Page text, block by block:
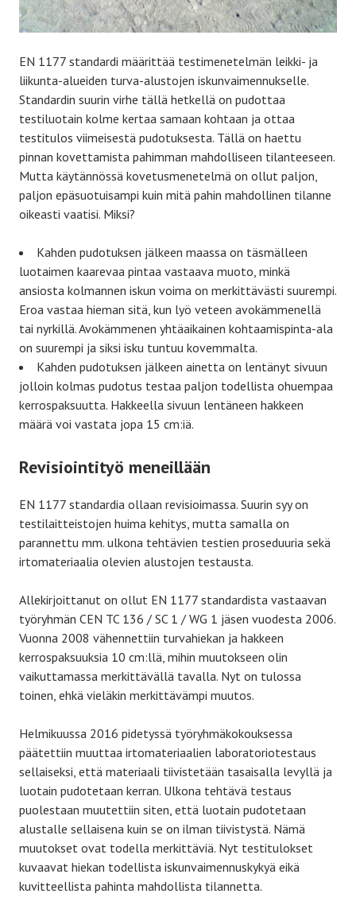
EN 1177 standardi määrittää testimenetelmän leikki- ja
liikunta-alueiden turva-alustojen iskunvaimennukselle.
Standardin suurin virhe tällä hetkellä on pudottaa
testiluotain kolme kertaa samaan kohtaan ja ottaa
testitulos viimeisestä pudotuksesta. Tällä on haettu
pinnan kovettamista pahimman mahdolliseen tilanteeseen.
Mutta käytännössä kovetusmenetelmä on ollut paljon,
paljon epäsuotuisampi kuin mitä pahin mahdollinen tilanne
oikeasti vaatisi. Miksi?
Kahden pudotuksen jälkeen maassa on täsmälleen
luotaimen kaarevaa pintaa vastaava muoto, minkä
ansiosta kolmannen iskun voima on merkittävästi suurempi.
Eroa vastaa hieman sitä, kun lyö veteen avokämmenellä
tai nyrkillä. Avokämmenen yhtäaikainen kohtaamispinta-ala
on suurempi ja siksi isku tuntuu kovemmalta.
Kahden pudotuksen jälkeen ainetta on lentänyt sivuun
jolloin kolmas pudotus testaa paljon todellista ohuempaa
kerrospaksuutta. Hakkeella sivuun lentäneen hakkeen
määrä voi vastata jopa 15 cm:iä.
Revisiointityö meneillään
EN 1177 standardia ollaan revisioimassa. Suurin syy on
testilaitteistojen huima kehitys, mutta samalla on
parannettu mm. ulkona tehtävien testien proseduuria sekä
irtomateriaalia olevien alustojen testausta.
Allekirjoittanut on ollut EN 1177 standardista vastaavan
työryhmän CEN TC 136 / SC 1 / WG 1 jäsen vuodesta 2006.
Vuonna 2008 vähennettiin turvahiekan ja hakkeen
kerrospaksuuksia 10 cm:llä, mihin muutokseen olin
vaikuttamassa merkittävällä tavalla. Nyt on tulossa
toinen, ehkä vieläkin merkittävämpi muutos.
Helmikuussa 2016 pidetyssä työryhmäkokouksessa
päätettiin muuttaa irtomateriaalien laboratoriotestaus
sellaiseksi, että materiaali tiivistetään tasaisalla levyllä ja
luotain pudotetaan kerran. Ulkona tehtävä testaus
puolestaan muutettiin siten, että luotain pudotetaan
alustalle sellaisena kuin se on ilman tiivistystä. Nämä
muutokset ovat todella merkittäviä. Nyt testitulokset
kuvaavat hiekan todellista iskunvaimennuskykyä eikä
kuvitteellista pahinta mahdollista tilannetta.